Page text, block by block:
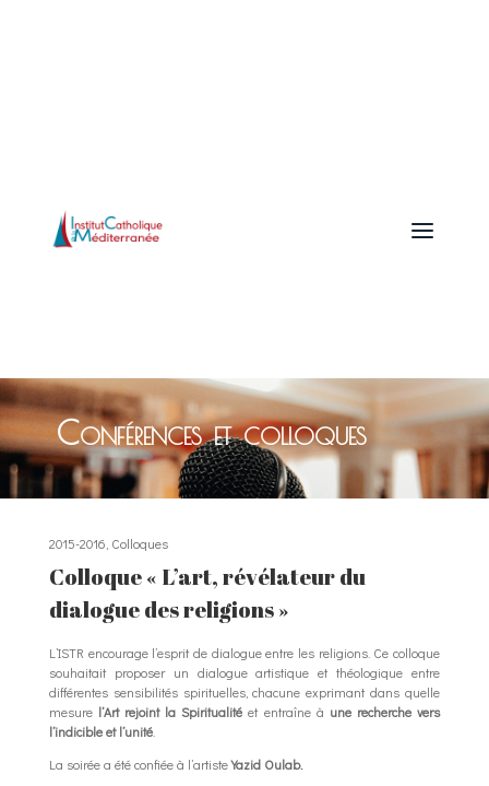
a
Conférences et colloques
2015-2016 Colloques
Colloque« L’art, révélateur du
dialogue des religions»
L’ISTR encourage l’esprit de dialogue entre les religions. Ce colloque
souhaitait proposer un dialogue artistique et théologique entre
différentes sensibilités spirituelles, chacune exprimant dans quelle
mesurel’Art rejoint la Spiritualité et entraîne à une recherche vers
l’indicible et l’unité.
La soirée a été confiée à l’artisteYazid Oulab.